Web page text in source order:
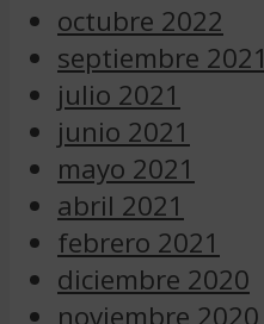
octubre 2022
septiembre 2021
julio 2021
junio 2021
mayo 2021
abril 2021
febrero 2021
diciembre 2020
noviembre 2020